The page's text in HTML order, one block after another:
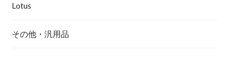
Lotus
その他・汎用品